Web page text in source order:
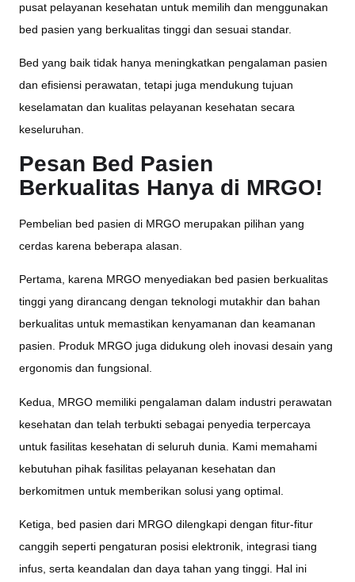
pusat pelayanan kesehatan untuk memilih dan menggunakan
bed pasien yang berkualitas tinggi dan sesuai standar.
Bed yang baik tidak hanya meningkatkan pengalaman pasien
dan efisiensi perawatan, tetapi juga mendukung tujuan
keselamatan dan kualitas pelayanan kesehatan secara
keseluruhan.
Pesan Bed Pasien
Berkualitas Hanya di MRGO!
Pembelian bed pasien di MRGO merupakan pilihan yang
cerdas karena beberapa alasan.
Pertama, karena MRGO menyediakan bed pasien berkualitas
tinggi yang dirancang dengan teknologi mutakhir dan bahan
berkualitas untuk memastikan kenyamanan dan keamanan
pasien. Produk MRGO juga didukung oleh inovasi desain yang
ergonomis dan fungsional.
Kedua, MRGO memiliki pengalaman dalam industri perawatan
kesehatan dan telah terbukti sebagai penyedia terpercaya
untuk fasilitas kesehatan di seluruh dunia. Kami memahami
kebutuhan pihak fasilitas pelayanan kesehatan dan
berkomitmen untuk memberikan solusi yang optimal.
Ketiga, bed pasien dari MRGO dilengkapi dengan fitur-fitur
canggih seperti pengaturan posisi elektronik, integrasi tiang
infus, serta keandalan dan daya tahan yang tinggi. Hal ini